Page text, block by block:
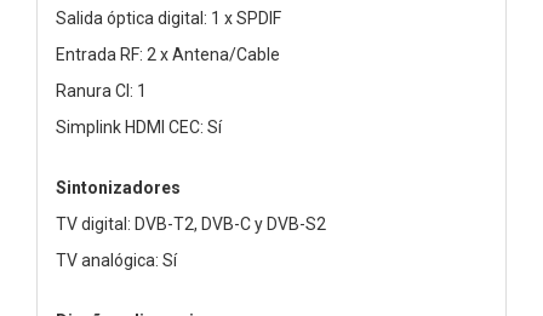
Salida óptica digital: 1 x SPDIF
Entrada RF: 2 x Antena/Cable
Ranura CI: 1
Simplink HDMI CEC: Sí
Sintonizadores
TV digital: DVB-T2, DVB-C y DVB-S2
TV analógica: Sí